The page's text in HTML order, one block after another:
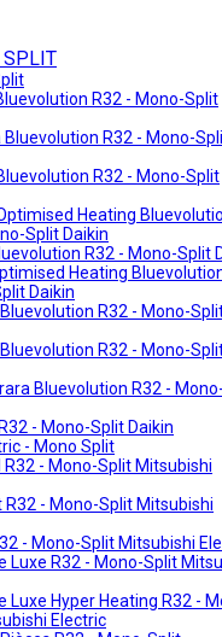
SPLIT
R32 - Mono-Split
R32 - Mono-
R32 - Mono-Split
Heating
Split Daikin
R32 - Mono-Split
Heating
Daikin
R32 - Mono-
R32 - Mono-
Bluevolution R32 -
- Mono-Split Daikin
- Mono Split
R32 - Mono-Split Mitsubishi
R32 - Mono-Split Mitsubishi
- Mono-Split Mitsubishi
Luxe R32 - Mono-Split
Luxe Hyper Heating R32 -
Electric